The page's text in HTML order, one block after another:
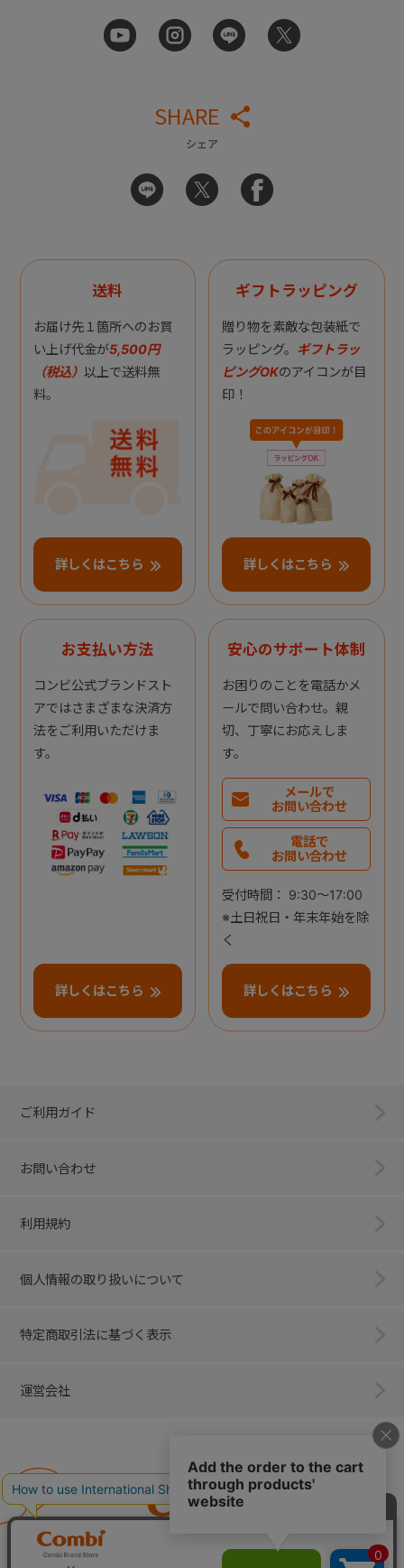
SHARE
シェア
送料
お届け先１箇所へのお買
い上げ代金が5,500円
（税込） 以上で送料無
料。
詳しくはこちら
ギフトラッピング
贈り物を素敵な包装紙で
ラッピング。 ギフトラッ
ピングOKのアイコンが目
印！
詳しくはこちら
お支払い方法
コンビ公式ブランドスト
アではさまざまな決済方
法をご利用いただけま
す。
詳しくはこちら
安心のサポート体制
お困りのことを電話かメ
ールで問い合わせ。親
切、丁寧にお応えしま
す。
メールで
お問い合わせ
電話で
お問い合わせ
受付時間： 9:30～17:00
※土日祝日・年末年始を除
く
詳しくはこちら
ご利用ガイド
お問い合わせ
利用規約
個人情報の取り扱いについて
特定商取引法に基づく表示
運営会社
子育てに、イノベーションを。